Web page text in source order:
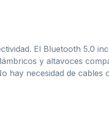
El Bluetooth 5.0
y altavoces
hay necesidad de cables